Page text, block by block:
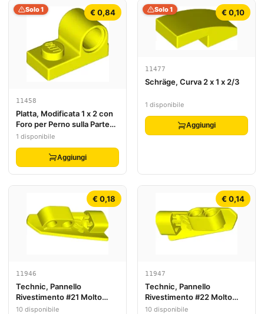
€ 0,84
Solo 1
11458
Platta, Modificata 1 x 2 con
Foro per Perno sulla Parte
Superiore
1 disponibile
Aggiungi
€ 0,10
Solo 1
11477
Schräge, Curva 2 x 1 x 2/3
1 disponibile
Aggiungi
€ 0,18
11946
Technic, Pannello
Rivestimento #21 Molto
Piccolo Liscio, Lato B
10 disponibile
€ 0,14
11947
Technic, Pannello
Rivestimento #22 Molto
Piccolo Liscio, Lato A
10 disponibile